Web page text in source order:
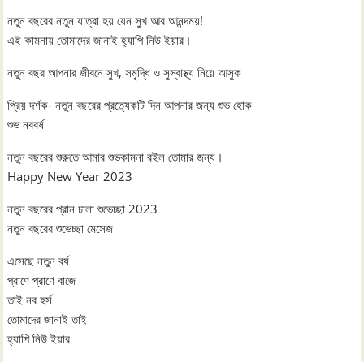
নতুন বছরের নতুন যাত্রা হয় যেন সুখ আর আনন্দময়!
এই কামনায় তোমাদের জানাই হ্যাপি নিউ ইয়ার।
নতুন বছর আপনার জীবনে সুখ, সমৃদ্ধি ও সুস্বাস্থ্য নিয়ে আসুক
প্রিয় দর্শক- নতুন বছরের প্রত্যেকটি দিন আপনার জন্য শুভ হোক
শুভ নববর্ষ
নতুন বছরের শুরুতে আমার শুভকামনা রইল তোমার জন্য।
Happy New Year 2023
নতুন বছরের প্রান ঢালা শুভেচ্ছা 2023
নতুন বছরের শুভেচ্ছা মেসেজ
এসেছে নতুন বর্ষ
প্রাণে প্রাণে বাজে
তাই নব হর্স
তোমাদের জানাই তাই
হ্যাপি নিউ ইয়ার